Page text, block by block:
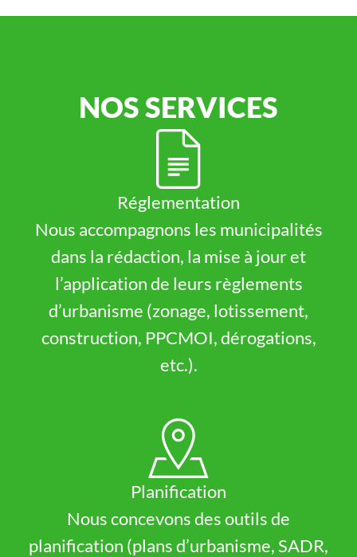
NOS SERVICES
Réglementation
Nous accompagnons les municipalités
dans la rédaction, la mise à jour et
l’application de leurs règlements
d’urbanisme (zonage, lotissement,
construction, PPCMOI, dérogations,
etc.).
Planification
Nous concevons des outils de
planification (plans d’urbanisme, SADR,